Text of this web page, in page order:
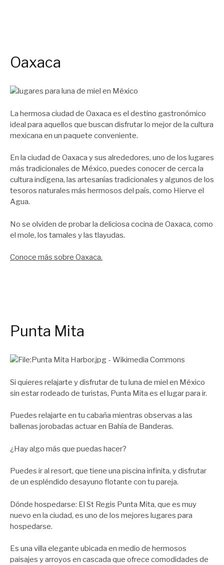
Oaxaca
La hermosa ciudad de Oaxaca es el destino gastronómico
ideal para aquellos que buscan disfrutar lo mejor de la cultura
mexicana en un paquete conveniente.
En la ciudad de Oaxaca y sus alrededores, uno de los lugares
más tradicionales de México, puedes conocer de cerca la
cultura indígena, las artesanías tradicionales y algunos de los
tesoros naturales más hermosos del país, como Hierve el
Agua.
No se olviden de probar la deliciosa cocina de Oaxaca, como
el mole, los tamales y las tlayudas.
Conoce más sobre Oaxaca.
Punta Mita
Si quieres relajarte y disfrutar de tu luna de miel en México
sin estar rodeado de turistas, Punta Mita es el lugar para ir.
Puedes relajarte en tu cabaña mientras observas a las
ballenas jorobadas actuar en Bahía de Banderas.
¿Hay algo más que puedas hacer?
Puedes ir al resort, que tiene una piscina infinita, y disfrutar
de un espléndido desayuno flotante con tu pareja.
Dónde hospedarse: El St Regis Punta Mita, que es muy
nuevo en la ciudad, es uno de los mejores lugares para
hospedarse.
Es una villa elegante ubicada en medio de hermosos
paisajes y arroyos en cascada que ofrece comodidades de